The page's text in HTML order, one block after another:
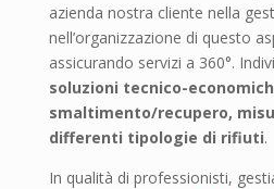
azienda nostra cliente nella
nell’organizzazione di questo
assicurando servizi a 360°.
soluzioni tecnico-
smaltimento/recupero,
differenti tipologie di rifiuti.
In qualità di professionisti,